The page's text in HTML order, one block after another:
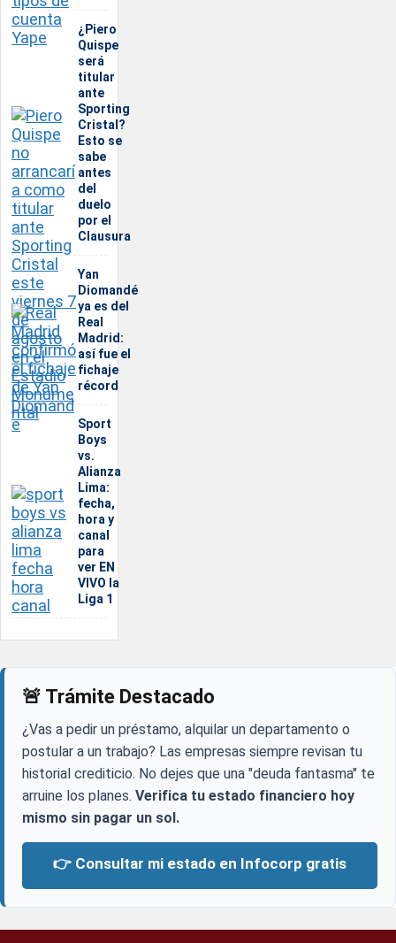
¿Piero
Quispe
será
titular
ante
Sporting
Cristal?
Esto se
sabe
antes
del
duelo
por el
Clausura
Yan
Diomandé
ya es del
Real
Madrid:
así fue el
fichaje
récord
Sport
Boys
vs.
Alianza
Lima:
fecha,
hora y
canal
para
ver EN
VIVO la
Liga 1
🚨 Trámite Destacado
¿Vas a pedir un préstamo, alquilar un departamento o
postular a un trabajo? Las empresas siempre revisan tu
historial crediticio. No dejes que una "deuda fantasma" te
arruine los planes. Verifica tu estado financiero hoy
mismo sin pagar un sol.
👉 Consultar mi estado en Infocorp gratis